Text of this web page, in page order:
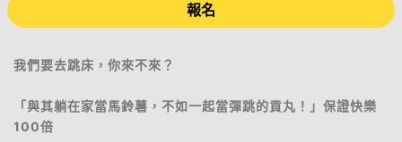
報名
我們要去跳床，你來不來？
「與其躺在家當馬鈴薯，不如一起當彈跳的貢丸！」保證快樂
100倍